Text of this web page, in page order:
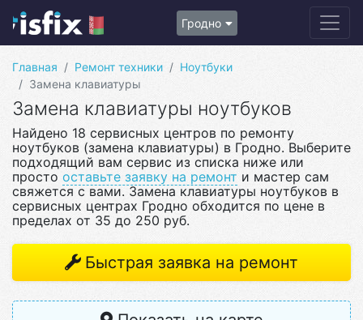
Гродно
Главная Ремонт техники
Ноутбуки
Замена клавиатуры
Замена клавиатуры ноутбуков
Найдено 18 сервисных центров по ремонту
ноутбуков (замена клавиатуры) в Гродно. Выберите
подходящий вам сервис из списка ниже или
просто оставьте заявку на ремонт и мастер сам
свяжется с вами. Замена клавиатуры ноутбуков в
сервисных центрах Гродно обходится по цене в
пределах от 35 до 250 руб.
Быстрая заявка на ремонт